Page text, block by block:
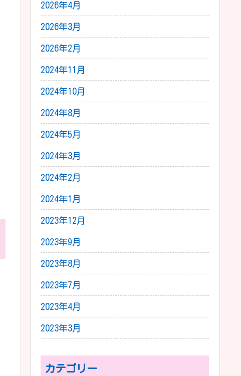
2026年4月
2026年3月
2026年2月
2024年11月
2024年10月
2024年8月
2024年5月
2024年3月
2024年2月
2024年1月
2023年12月
2023年9月
2023年8月
2023年7月
2023年4月
2023年3月
カテゴリー